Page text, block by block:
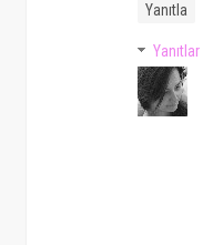
Yanıtla
Yanıtlar